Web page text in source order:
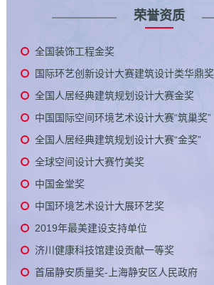
荣誉资质
全国装饰工程金奖
国际环艺创新设计大赛建筑设计类华鼎奖
全国人居经典建筑规划设计大赛金奖
中国国际空间环境艺术设计大赛“筑巢奖”
全国人居经典建筑规划设计大赛“金奖”
全球空间设计大赛竹美奖
中国金堂奖
中国环境艺术设计大展环艺奖
2019年最美建设支持单位
济川健康科技馆建设贡献一等奖
首届静安质量奖-上海静安区人民政府